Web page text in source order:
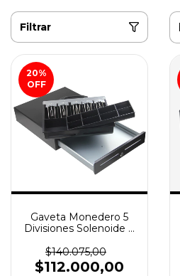
Filtrar
20%
OFF
Gaveta Monedero 5
Divisiones Solenoide +
$140.075,00
$112.000,00